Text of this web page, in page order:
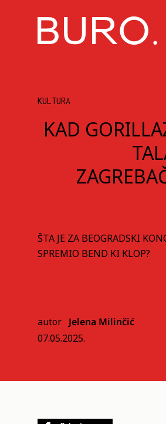
KULTURA
KAD
ŠTA JE ZA BEOGRADSKI
SPREMIO BEND KI KLOP?
autor Jelena Milinčić
07.05.2025.